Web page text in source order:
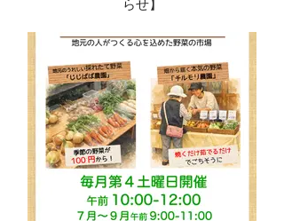
これから始めてみたい方も。
に楽しみませんか？
🗓 開催日：毎月 第2日曜日
👤 対象：初心者〜経験者まで
💰 参加費：1,000円（ワンドリンク
付）
※高校生以下 500円
※お一人参加・初参加の方もお気軽に
どうぞ。
らせ】
毎月開催している「まちづくりナイト
CAFE」。
今回のテーマは
**「農と食の未来」**です。
近年、有機農業や自然農業、地産地消
への関心が全国的に高まっています。
安心して食べられる食材や環境への配
慮、地域で生産されたものを地域で消
費する仕組みづくりなど、「農」と
「食」は私たちの暮らしに欠かせない
テーマです。